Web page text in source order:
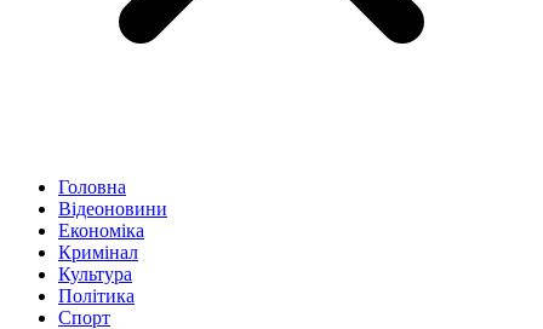
Головна
Відеоновини
Економіка
Кримінал
Культура
Політика
Спорт